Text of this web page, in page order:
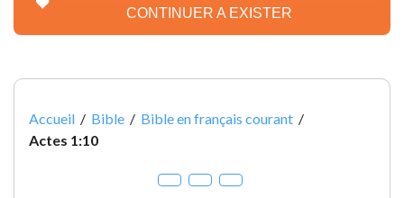
CONTINUER A EXISTER
Accueil / Bible / Bible en français courant /
Actes 1:10